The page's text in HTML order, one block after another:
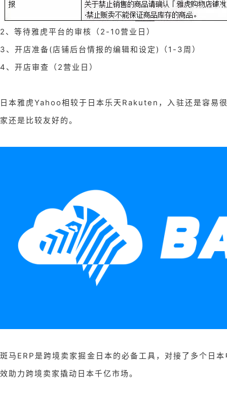
2、等待雅虎平台的审核（2-10营业日）
3、开店准备(店铺后台情报的编辑和设定)（1-3周）
4、开店审查（2营业日）
日本雅虎Yahoo相较于日本乐天Rakuten，入驻还是容易
家还是比较友好的。
斑马ERP是跨境卖家掘金日本的必备工具，对接了多个日
效助力跨境卖家撬动日本千亿市场。